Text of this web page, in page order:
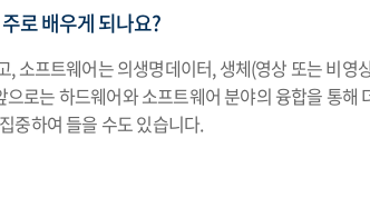
로 배우게 되나요?
소프트웨어는 의생명데이터, 생체(영상 또는 비영
로는 하드웨어와 소프트웨어 분야의 융합을 통해
중하여 들을 수도 있습니다.